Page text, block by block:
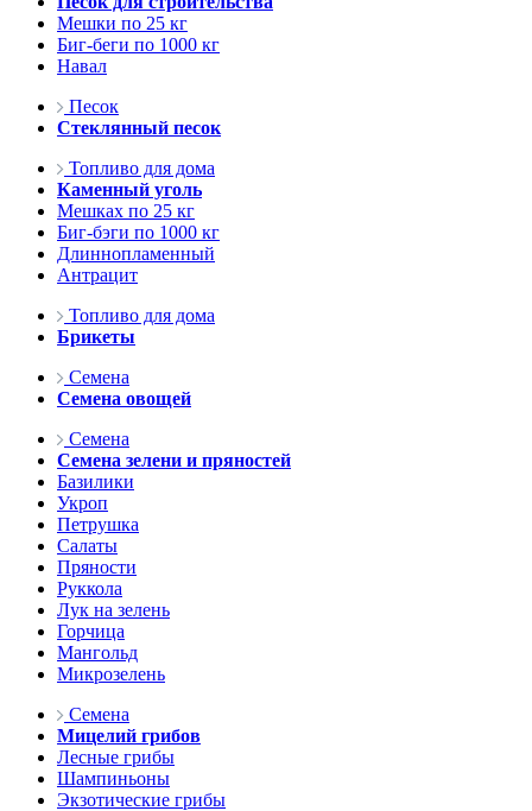
Мешки по 25 кг
Биг-беги по 1000 кг
Навал
Песок
Стеклянный песок
Топливо для дома
Каменный уголь
Мешках по 25 кг
Биг-бэги по 1000 кг
Длиннопламенный
Антрацит
Топливо для дома
Брикеты
Семена
Семена овощей
Семена
Семена зелени и пряностей
Базилики
Укроп
Петрушка
Салаты
Пряности
Руккола
Лук на зелень
Горчица
Мангольд
Микрозелень
Семена
Мицелий грибов
Лесные грибы
Шампиньоны
Экзотические грибы